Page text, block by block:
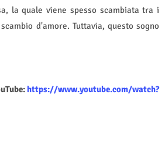
la quale viene spesso scambiata tra i
d'amore. Tuttavia, questo sogno
https://www.youtube.com/watch?